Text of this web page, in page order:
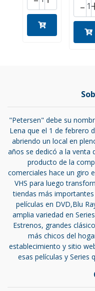
-
"Petersen" debe su
Lena que el 1 de febrero
abriendo un local en
años se dedicó a la venta
producto de la
comerciales hace un giro
VHS para luego
tiendas más
películas en DVD,Blu
amplia variedad en
Estrenos, grandes
más chicos del
establecimiento y sitio
esas películas y Series